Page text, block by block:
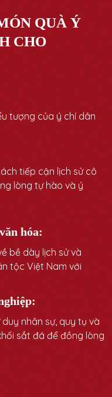
QUÀ Ý
CHO
tượng của ý chí dân
tiếp cận lịch sử cô
lòng tự hào và ý
hóa:
bề dày lịch sử và
tộc Việt Nam với
nhân sự, quy tụ và
sắt đá để đồng lòng